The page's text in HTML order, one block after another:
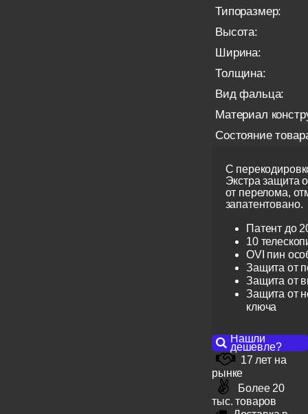
Типоразмер:
Высота:
Ширина:
Толщина:
Вид фальца:
Материал
Состояние
С
Экстра защита
от перелома,
запатентовано.
Патент до
10
OVI пин
Защита от
Защита от
Защита от
ключа
Нашли
дешевле?
17 лет на
рынке
Более 20
тыс. товаров